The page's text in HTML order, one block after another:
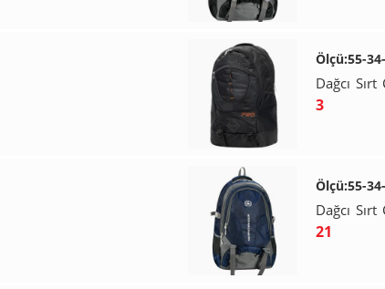
Ölçü:55-
Dağcı Sırt
3
Ölçü:55-
Dağcı Sırt
21